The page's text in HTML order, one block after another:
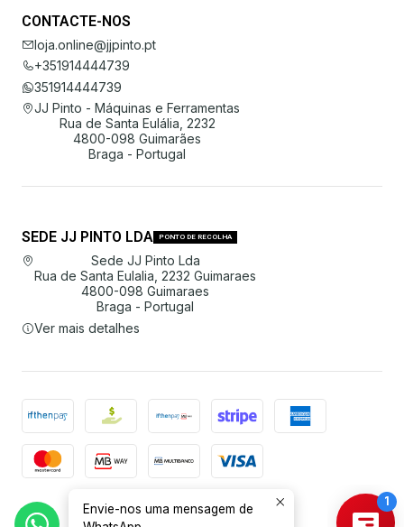
CONTACTE-NOS
loja.online@jjpinto.pt
+351914444739
351914444739
JJ Pinto - Máquinas e Ferramentas
Rua de Santa Eulália, 2232
4800-098 Guimarães
Braga - Portugal
SEDE JJ PINTO LDA PONTO DE RECOLHA
Sede JJ Pinto Lda
Rua de Santa Eulalia, 2232 Guimaraes
4800-098 Guimaraes
Braga - Portugal
Ver mais detalhes
2026 JJ Pinto Lda.
Envie-nos uma mensagem de